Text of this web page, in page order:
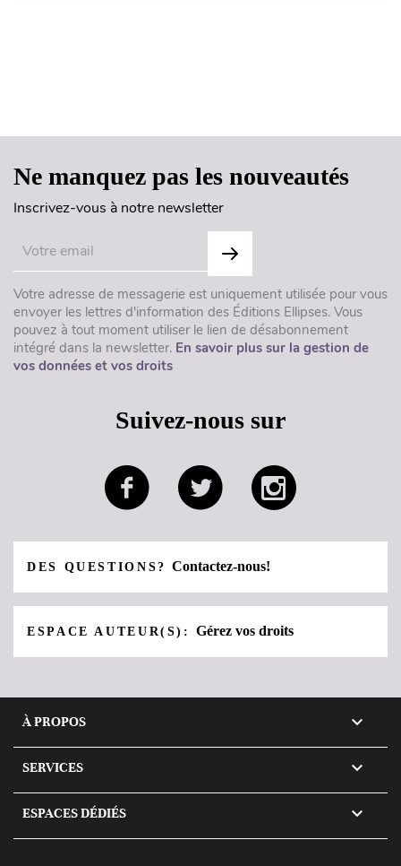
Ne manquez pas les nouveautés
Inscrivez-vous à notre newsletter
Votre adresse de messagerie est uniquement utilisée pour vous
envoyer les lettres d'information des Éditions Ellipses. Vous
pouvez à tout moment utiliser le lien de désabonnement
intégré dans la newsletter. En savoir plus sur la gestion de
vos données et vos droits
Suivez-nous sur
DES QUESTIONS?Contactez-nous!
ESPACE AUTEUR(S):Gérez vos droits
À PROPOS 
SERVICES 
ESPACES DÉDIÉS 